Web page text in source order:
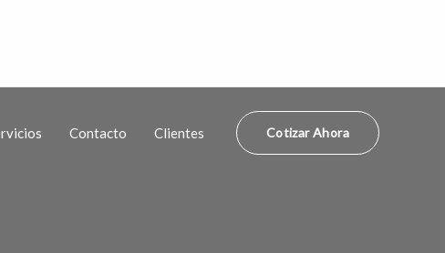
Contacto Clientes Cotizar Ahora